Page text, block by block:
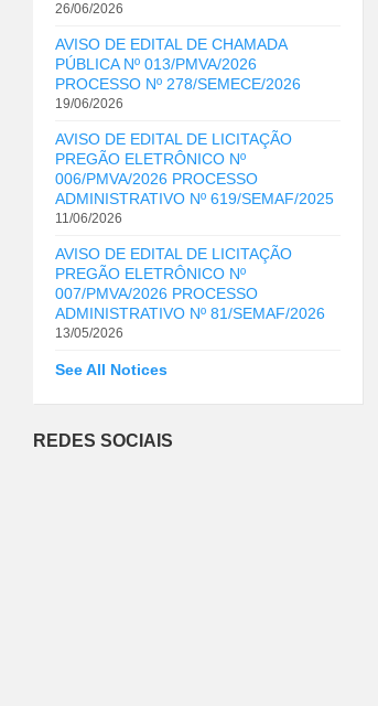
26/06/2026
AVISO DE EDITAL DE CHAMADA
PÚBLICA Nº 013/PMVA/2026
PROCESSO Nº 278/SEMECE/2026
19/06/2026
AVISO DE EDITAL DE LICITAÇÃO
PREGÃO ELETRÔNICO Nº
006/PMVA/2026 PROCESSO
ADMINISTRATIVO Nº 619/SEMAF/2025
11/06/2026
AVISO DE EDITAL DE LICITAÇÃO
PREGÃO ELETRÔNICO Nº
007/PMVA/2026 PROCESSO
ADMINISTRATIVO Nº 81/SEMAF/2026
13/05/2026
See All Notices
REDES SOCIAIS